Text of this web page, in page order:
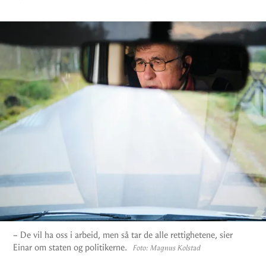
– De vil ha oss i arbeid, men så tar de alle rettighetene, sier
Einar om staten og politikerne.
Foto:Magnus Kolstad